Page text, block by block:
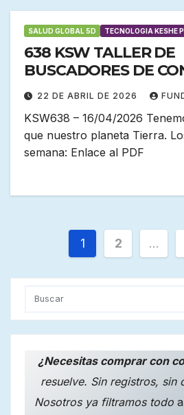
SALUD GLOBAL 5D TECNOLOGIA KESHE
638 KSW TALLER DE
BUSCADORES DE
22 DE ABRIL DE 2026
KSW638 – 16/04/2026
que nuestro planeta Tierra.
semana: Enlace al PDF
Paginación
de
1 2 …
¿Necesitas comprar con
resuelve. Sin registros, sin
Nosotros ya filtramos todo a